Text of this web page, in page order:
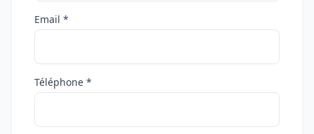
Email *
Téléphone *